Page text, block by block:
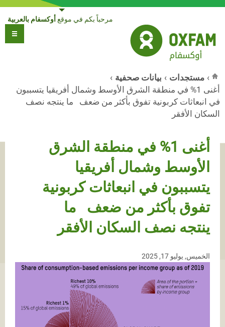
مرحباً بكم في موقع أوكسفام بالعربية
أنت هنا
› مستجدات › بيانات صحفية ›
أغنى 1% في منطقة الشرق الأوسط وشمال أفريقيا يتسببون
في انبعاثات كربونية تفوق بأكثر من ضعف ما ينتجه نصف
السكان الأفقر
أغنى 1% في منطقة الشرق
الأوسط وشمال أفريقيا
يتسببون في انبعاثات كربونية
تفوق بأكثر من ضعف ما
ينتجه نصف السكان الأفقر
الخميس, يوليو 17, 2025